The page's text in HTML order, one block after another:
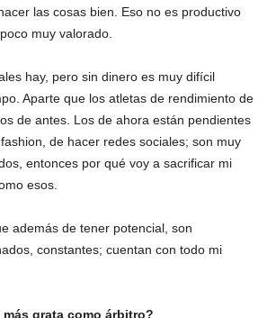
las cosas bien. Eso no es productivo
muy valorado.
hay, pero sin dinero es muy difícil
Aparte que los atletas de rendimiento de
de antes. Los de ahora están pendientes
de hacer redes sociales; son muy
entonces por qué voy a sacrificar mi
esos.
además de tener potencial, son
constantes; cuentan con todo mi
grata como árbitro?